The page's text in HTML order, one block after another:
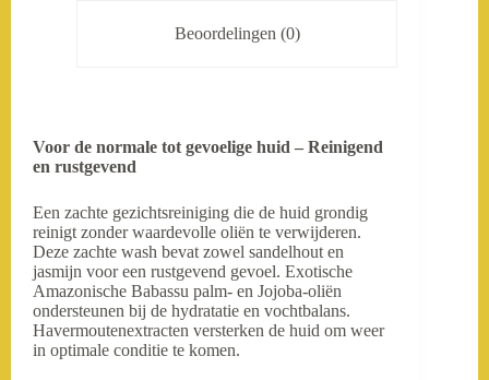
Beoordelingen (0)
Voor de normale tot gevoelige huid – Reinigend
en rustgevend
Een zachte gezichtsreiniging die de huid grondig
reinigt zonder waardevolle oliën te verwijderen.
Deze zachte wash bevat zowel sandelhout en
jasmijn voor een rustgevend gevoel. Exotische
Amazonische Babassu palm- en Jojoba-oliën
ondersteunen bij de hydratatie en vochtbalans.
Havermoutenextracten versterken de huid om weer
in optimale conditie te komen.